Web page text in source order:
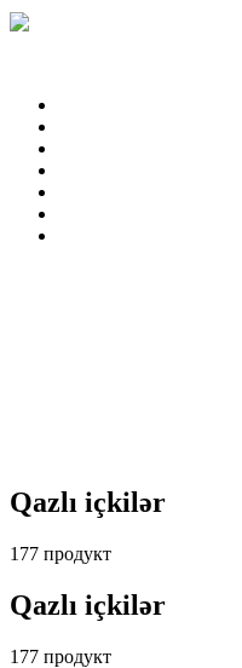
Qazlı içkilər
177 продукт
Qazlı içkilər
177 продукт